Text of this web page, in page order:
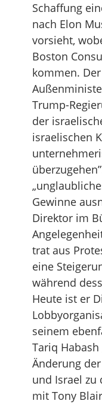
Schaffung
nach Elon
vorsieht,
Boston
kommen.
Trump-
der
israelischen
Gewinne
Direktor im
trat aus
eine
während
Heute ist er
seinem
Tariq
Änderung
und Israel zu
mit Tony